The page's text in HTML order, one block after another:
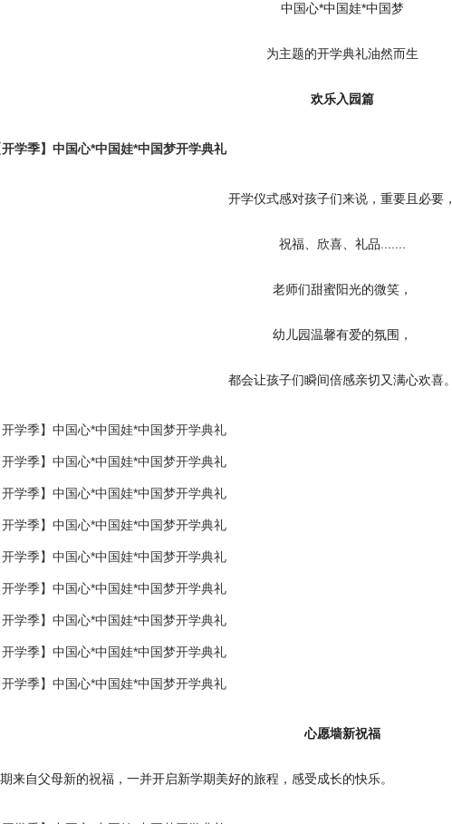
中国心*中国娃*中国梦
为主题的开学典礼油然而生
欢乐入园篇
开学仪式感对孩子们来说，重要且必要，
祝福、欣喜、礼品.......
老师们甜蜜阳光的微笑，
幼儿园温馨有爱的氛围，
都会让孩子们瞬间倍感亲切又满心欢喜。
心愿墙新祝福
来自父母新的祝福，一并开启新学期美好的旅程，感受成长的快乐。